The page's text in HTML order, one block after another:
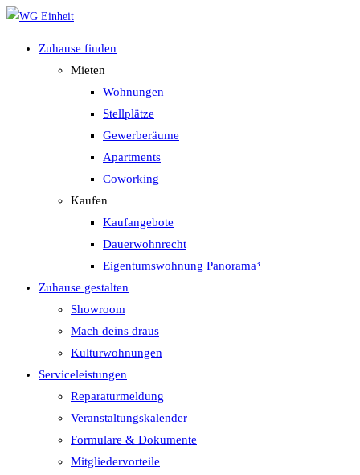
Zum
springen
Zuhause finden
Mieten
Wohnungen
Stellplätze
Gewerberäume
Apartments
Coworking
Kaufen
Kaufangebote
Dauerwohnrecht
Eigentumswohnung Panorama³
Zuhause gestalten
Showroom
Mach deins draus
Kulturwohnungen
Serviceleistungen
Reparaturmeldung
Veranstaltungskalender
Formulare & Dokumente
Mitgliedervorteile